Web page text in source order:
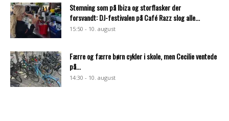
Stemning som på Ibiza og storflasker der
forsvandt: DJ-festivalen på Café Razz slog alle...
15:50 - 10. august
Færre og færre børn cykler i skole, men Cecilie ventede
på...
14:30 - 10. august